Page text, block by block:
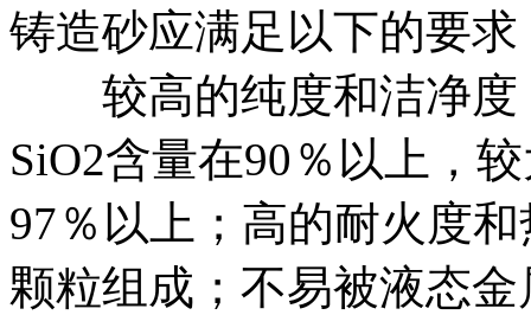
铸造砂应满足以下的要求
较高的纯度和洁净度
SiO2含量在90％以上，
97％以上；高的耐火度
颗粒组成；不易被液态